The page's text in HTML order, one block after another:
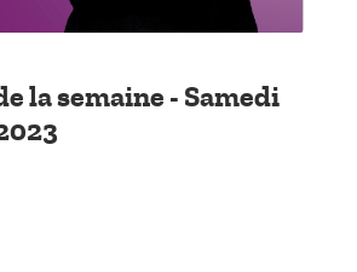
la semaine - Samedi